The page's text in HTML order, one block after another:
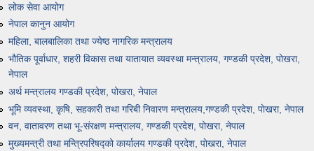
लोक सेवा आयोग
नेपाल कानुन आयोग
महिला, बालबालिका तथा ज्येष्ठ नागरिक मन्त्रालय
भौतिक पूर्वाधार, शहरी विकास तथा यातायात व्यवस्था मन्त्रालय, गण्डकी प्रदेश, पोखरा,
नेपाल
अर्थ मन्त्रालय गण्डकी प्रदेश, पोखरा, नेपाल
भूमि व्यवस्था, कृषि, सहकारी तथा गरिबी निवारण मन्त्रालय,गण्डकी प्रदेश, पाेखरा, नेपाल
वन, वातावरण तथा भू-संरक्षण मन्त्रालय, गण्डकी प्रदेश, पोखरा, नेपाल
मुख्यमन्त्री तथा मन्त्रिपरिषद्को कार्यालय गण्डकी प्रदेश, पाेखरा, नेपाल